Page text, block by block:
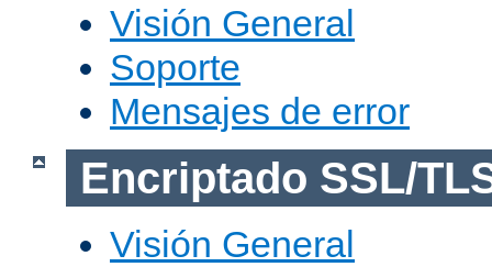
Visión General
Soporte
Mensajes de error
Encriptado SSL/
Visión General